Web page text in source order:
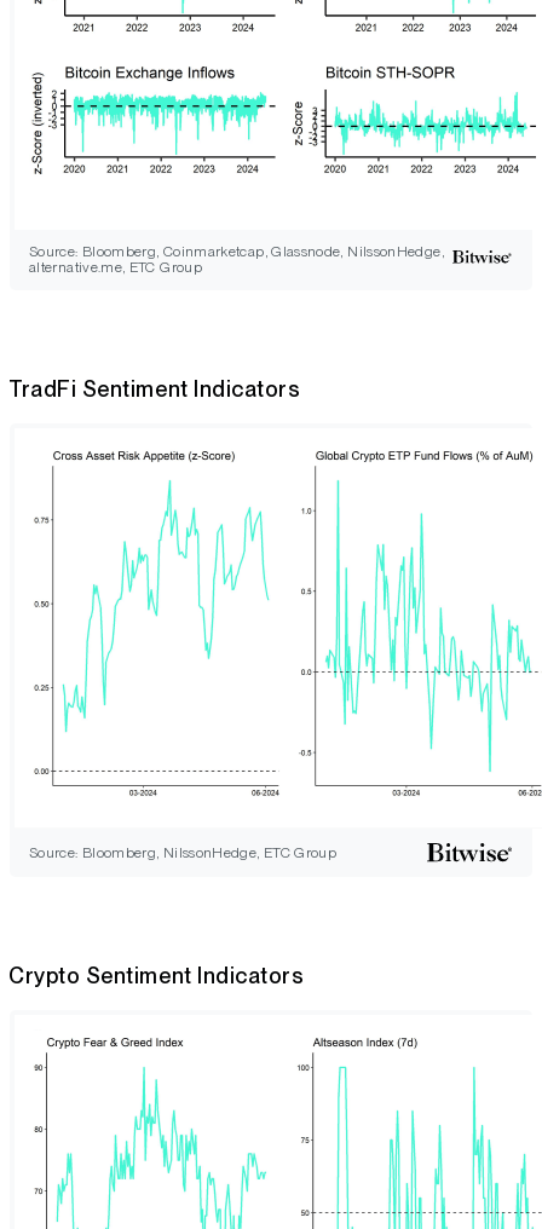
Source: Bloomberg, Coinmarketcap, Glassnode, NilssonHedge,
alternative.me, ETC Group
TradFi Sentiment Indicators
Source: Bloomberg, NilssonHedge, ETC Group
Crypto Sentiment Indicators